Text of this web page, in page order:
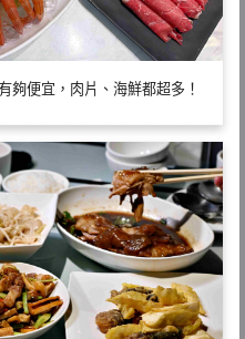
夠便宜，肉片、海鮮都超多！